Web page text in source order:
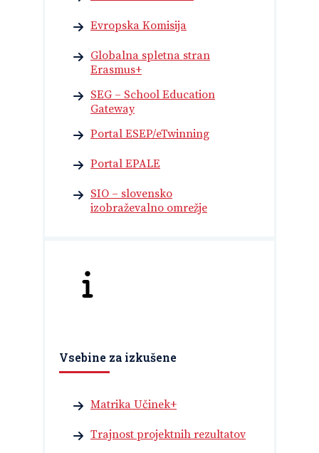
Evropska Komisija
Globalna spletna stran
Erasmus+
SEG – School Education
Gateway
Portal ESEP/eTwinning
Portal EPALE
SIO – slovensko
izobraževalno omrežje
Vsebine za izkušene
Matrika Učinek+
Trajnost projektnih rezultatov